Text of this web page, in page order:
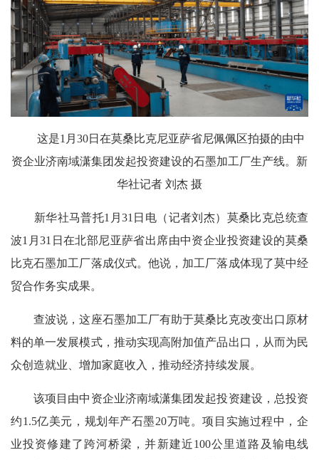
这是1月30日在莫桑比克尼亚萨省尼佩佩区拍摄的由中
资企业济南域潇集团发起投资建设的石墨加工厂生产线。新
华社记者 刘杰 摄
新华社马普托1月31日电（记者刘杰）莫桑比克总统查
波1月31日在北部尼亚萨省出席由中资企业投资建设的莫桑
比克石墨加工厂落成仪式。他说，加工厂落成体现了莫中经
贸合作务实成果。
查波说，这座石墨加工厂有助于莫桑比克改变出口原材
料的单一发展模式，推动实现高附加值产品出口，从而为民
众创造就业、增加家庭收入，推动经济持续发展。
该项目由中资企业济南域潇集团发起投资建设，总投资
约1.5亿美元，规划年产石墨20万吨。项目实施过程中，企
业投资修建了跨河桥梁，并新建近100公里道路及输电线